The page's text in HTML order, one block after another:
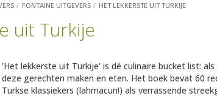
FONTAINE UITGEVERS HET LEKKERSTE UIT TURKIJE
uit Turkije
'Het lekkerste uit Turkije' is dé culinaire bucket list:
deze gerechten maken en eten. Het boek bevat 60
Turkse klassiekers (lahmacun!) als verrassende